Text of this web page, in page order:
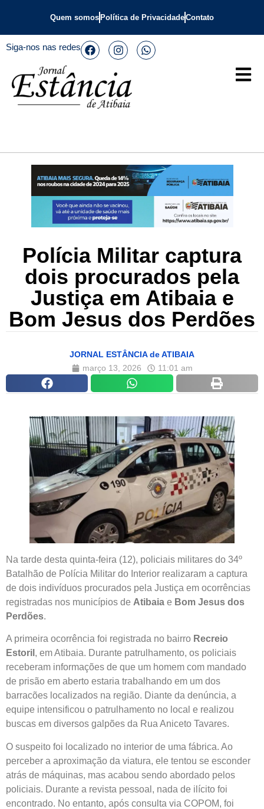
Quem somos Política de PrivacidadeContato
Siga-nos nas redes
Polícia Militar captura
dois procurados pela
Justiça em Atibaia e
Bom Jesus dos Perdões
JORNAL ESTÂNCIA de ATIBAIA
março 13, 2026
11:01 am
Na tarde desta quinta-feira (12), policiais militares do 34º
Batalhão de Polícia Militar do Interior realizaram a captura
de dois indivíduos procurados pela Justiça em ocorrências
registradas nos municípios de Atibaia e Bom Jesus dos
Perdões.
A primeira ocorrência foi registrada no bairro Recreio
Estoril , em Atibaia. Durante patrulhamento, os policiais
receberam informações de que um homem com mandado
de prisão em aberto estaria trabalhando em um dos
barracões localizados na região. Diante da denúncia, a
equipe intensificou o patrulhamento no local e realizou
buscas em diversos galpões da Rua Aniceto Tavares.
O suspeito foi localizado no interior de uma fábrica. Ao
perceber a aproximação da viatura, ele tentou se esconder
atrás de máquinas, mas acabou sendo abordado pelos
policiais. Durante a revista pessoal, nada de ilícito foi
encontrado. No entanto, após consulta via COPOM, foi